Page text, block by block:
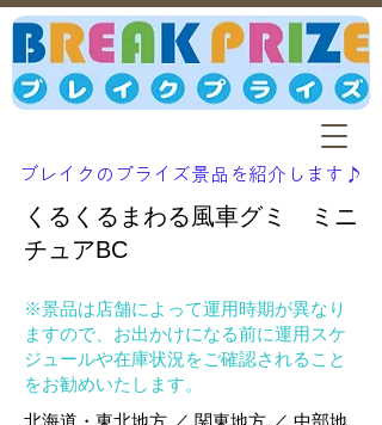
ブレイクのプライズ景品を紹介します♪
くるくるまわる風車グミ ミニ
チュアBC
※景品は店舗によって運用時期が異なり
ますので、お出かけになる前に運用スケ
ジュールや在庫状況をご確認されること
をお勧めいたします。
北海道・東北地方 ／ 関東地方 ／ 中部地